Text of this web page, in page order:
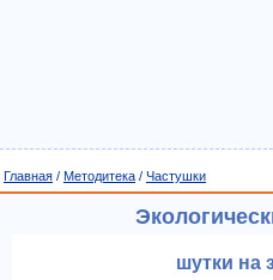
Главная / Методитека / Частушки
шутки на